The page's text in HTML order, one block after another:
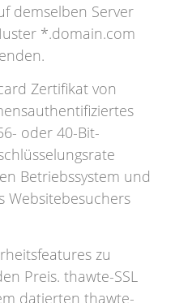
demselben Server
*.domain.com
Zertifikat von
oder 40-Bit-
Betriebssystem und
Websitebesuchers
zu
Preis. thawte-SSL
datierten thawte-